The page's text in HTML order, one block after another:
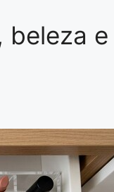
beleza e